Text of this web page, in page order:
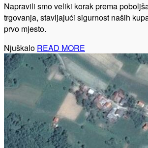
Napravili smo veliki korak prema
trgovanja, stavljajući sigurnost naših
prvo mjesto.
Njuškalo READ MORE